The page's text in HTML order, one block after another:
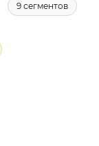
9 сегментов